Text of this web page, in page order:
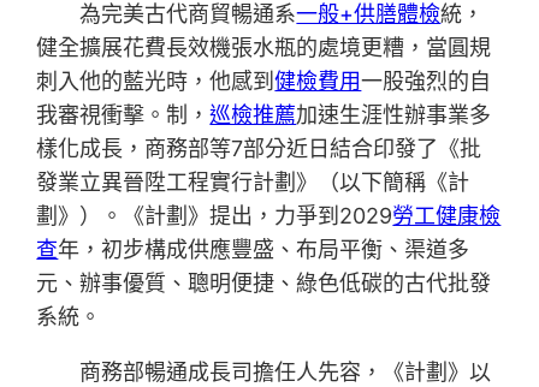
為完美古代商貿暢通系一般+供膳體檢統，
健全擴展花費長效機張水瓶的處境更糟，當圓規
刺入他的藍光時，他感到健檢費用一股強烈的自
我審視衝擊。制，巡檢推薦加速生涯性辦事業多
樣化成長，商務部等7部分近日結合印發了《批
發業立異晉陞工程實行計劃》（以下簡稱《計
劃》）。《計劃》提出，力爭到2029勞工健康檢
查年，初步構成供應豐盛、布局平衡、渠道多
元、辦事優質、聰明便捷、綠色低碳的古代批發
系統。
商務部暢通成長司擔任人先容，《計劃》以